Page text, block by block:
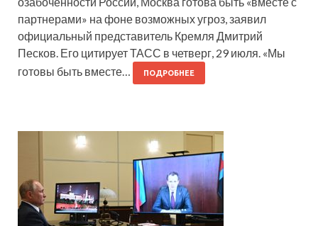
партнерами» на фоне возможных угроз, заявил
официальный представитель Кремля Дмитрий
Песков. Его цитирует ТАСС в четверг, 29 июля. «Мы
готовы быть вместе…
ПОДРОБНЕЕ